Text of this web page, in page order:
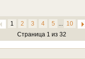
1 2 3 4 5 ... 10
Страница 1 из 32